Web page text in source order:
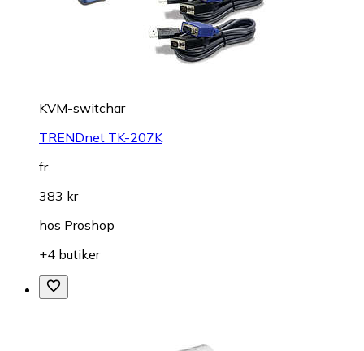
KVM-switchar
TRENDnet TK-207K
fr.
383 kr
hos Proshop
+4 butiker